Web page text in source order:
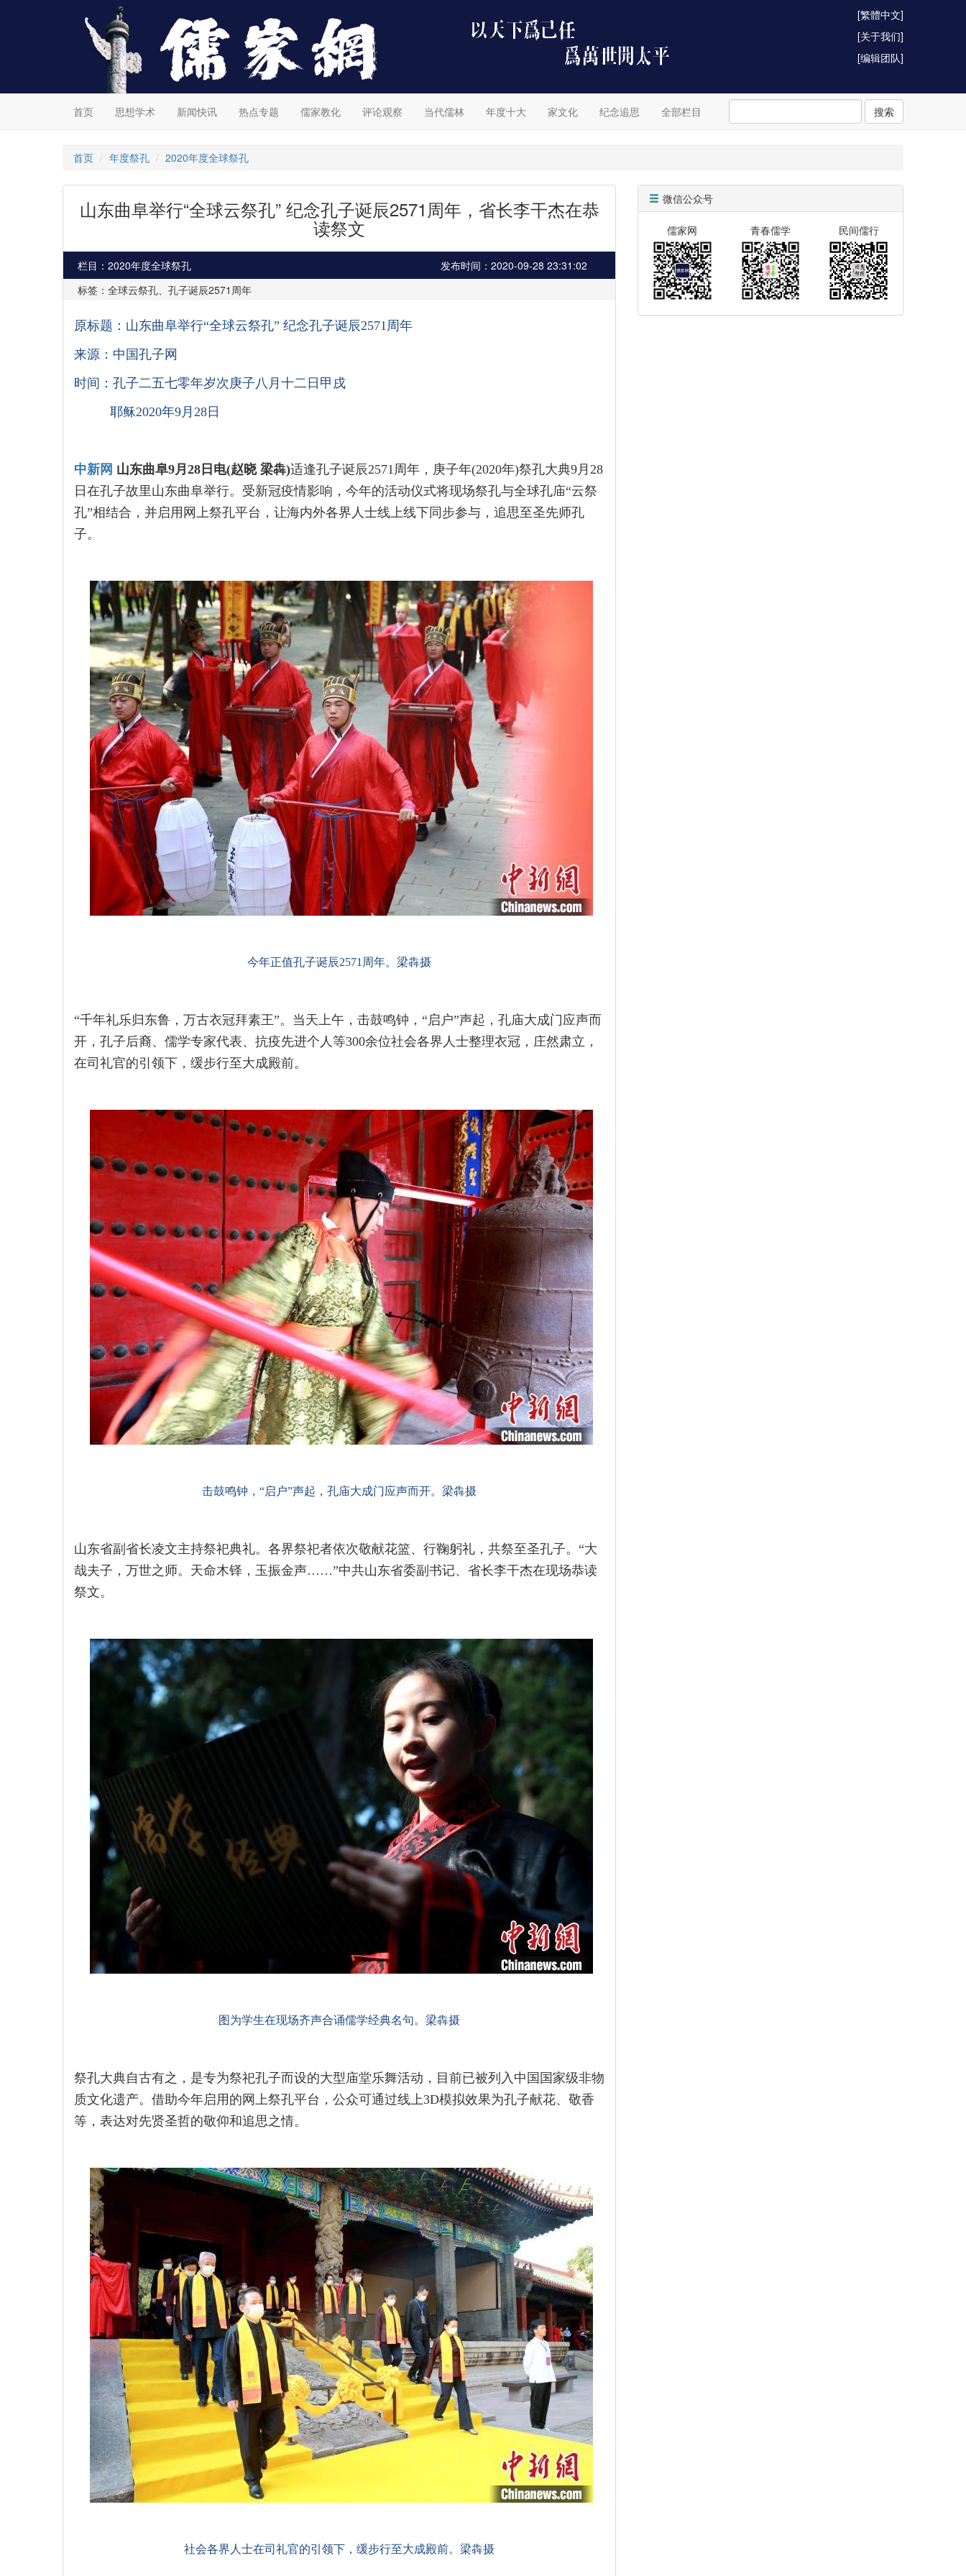
[繁體中文]
[关于我们]
[编辑团队]
首页 思想学术 新闻快讯 热点专题 儒家教化 评论观察 当代儒林 年度十大 家文化 纪念追思 全部栏目 搜索
首页 年度祭孔 2020年度全球祭孔
山东曲阜举行“全球云祭孔” 纪念孔子诞辰2571周年，省长李干杰在恭
读祭文
栏目：2020年度全球祭孔
发布时间：2020-09-28 23:31:02
标签：全球云祭孔、孔子诞辰2571周年
原标题：山东曲阜举行“全球云祭孔” 纪念孔子诞辰2571周年
来源：中国孔子网
时间：孔子二五七零年岁次庚子八月十二日甲戌
耶稣2020年9月28日
中新网 山东曲阜9月28日电(赵晓 梁犇)适逢孔子诞辰2571周年，庚子年(2020年)祭孔大典9月28
日在孔子故里山东曲阜举行。受新冠疫情影响，今年的活动仪式将现场祭孔与全球孔庙“云祭
孔”相结合，并启用网上祭孔平台，让海内外各界人士线上线下同步参与，追思至圣先师孔
子。
今年正值孔子诞辰2571周年。梁犇摄
“千年礼乐归东鲁，万古衣冠拜素王”。当天上午，击鼓鸣钟，“启户”声起，孔庙大成门应声而
开，孔子后裔、儒学专家代表、抗疫先进个人等300余位社会各界人士整理衣冠，庄然肃立，
在司礼官的引领下，缓步行至大成殿前。
击鼓鸣钟，“启户”声起，孔庙大成门应声而开。梁犇摄
山东省副省长凌文主持祭祀典礼。各界祭祀者依次敬献花篮、行鞠躬礼，共祭至圣孔子。“大
哉夫子，万世之师。天命木铎，玉振金声……”中共山东省委副书记、省长李干杰在现场恭读
祭文。
图为学生在现场齐声合诵儒学经典名句。梁犇摄
祭孔大典自古有之，是专为祭祀孔子而设的大型庙堂乐舞活动，目前已被列入中国国家级非物
质文化遗产。借助今年启用的网上祭孔平台，公众可通过线上3D模拟效果为孔子献花、敬香
等，表达对先贤圣哲的敬仰和追思之情。
社会各界人士在司礼官的引领下，缓步行至大成殿前。梁犇摄
微信公众号
儒家网 青春儒学 民间儒行